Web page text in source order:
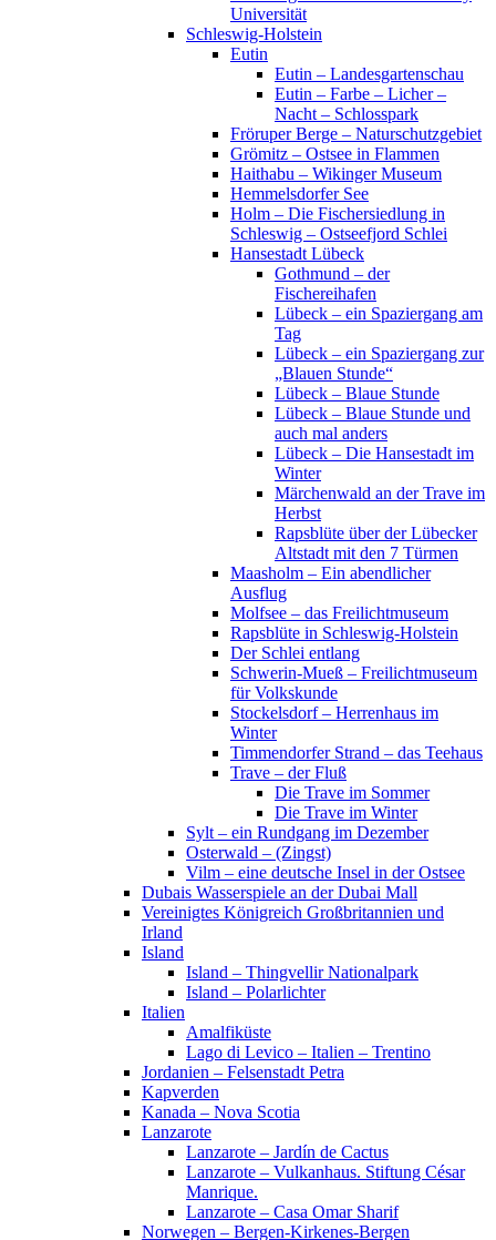
Universität
Schleswig-Holstein
Eutin
Eutin – Landesgartenschau
Eutin – Farbe – Licher –
Nacht – Schlosspark
Fröruper Berge – Naturschutzgebiet
Grömitz – Ostsee in Flammen
Haithabu – Wikinger Museum
Hemmelsdorfer See
Holm – Die Fischersiedlung in
Schleswig – Ostseefjord Schlei
Hansestadt Lübeck
Gothmund – der
Fischereihafen
Lübeck – ein Spaziergang am
Tag
Lübeck – ein Spaziergang zur
„Blauen Stunde“
Lübeck – Blaue Stunde
Lübeck – Blaue Stunde und
auch mal anders
Lübeck – Die Hansestadt im
Winter
Märchenwald an der Trave im
Herbst
Rapsblüte über der Lübecker
Altstadt mit den 7 Türmen
Maasholm – Ein abendlicher
Ausflug
Molfsee – das Freilichtmuseum
Rapsblüte in Schleswig-Holstein
Der Schlei entlang
Schwerin-Mueß – Freilichtmuseum
für Volkskunde
Stockelsdorf – Herrenhaus im
Winter
Timmendorfer Strand – das Teehaus
Trave – der Fluß
Die Trave im Sommer
Die Trave im Winter
Sylt – ein Rundgang im Dezember
Osterwald – (Zingst)
Vilm – eine deutsche Insel in der Ostsee
Dubais Wasserspiele an der Dubai Mall
Vereinigtes Königreich Großbritannien und
Irland
Island
Island – Thingvellir Nationalpark
Island – Polarlichter
Italien
Amalfiküste
Lago di Levico – Italien – Trentino
Jordanien – Felsenstadt Petra
Kapverden
Kanada – Nova Scotia
Lanzarote
Lanzarote – Jardín de Cactus
Lanzarote – Vulkanhaus. Stiftung César
Manrique.
Lanzarote – Casa Omar Sharif
Norwegen – Bergen-Kirkenes-Bergen